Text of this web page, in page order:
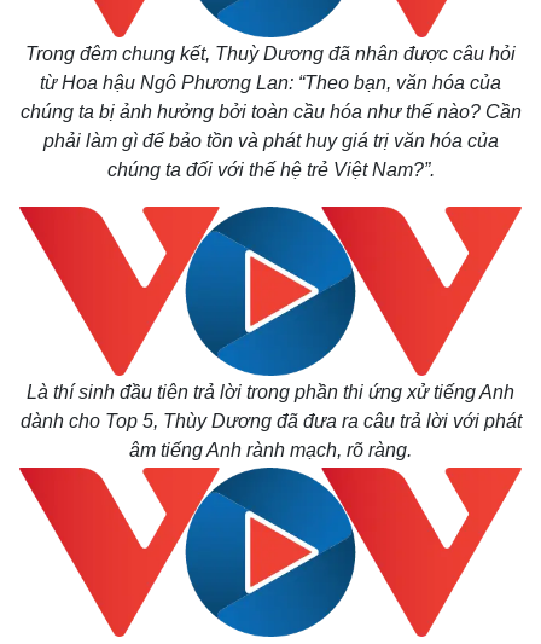
Quan sát
Cuộc sống đó đây
Hồ sơ
Multimedia
Video
Ảnh
E-Magazine
Infographic
Trong đêm chung kết, Thuỳ Dương đã nhân được câu hỏi
từ Hoa hậu Ngô Phương Lan: “Theo bạn, văn hóa của
chúng ta bị ảnh hưởng bởi toàn cầu hóa như thế nào? Cần
phải làm gì để bảo tồn và phát huy giá trị văn hóa của
chúng ta đối với thế hệ trẻ Việt Nam?”.
Là thí sinh đầu tiên trả lời trong phần thi ứng xử tiếng Anh
dành cho Top 5, Thùy Dương đã đưa ra câu trả lời với phát
âm tiếng Anh rành mạch, rõ ràng.